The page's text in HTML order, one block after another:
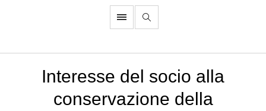
Interesse del socio alla
conservazione della